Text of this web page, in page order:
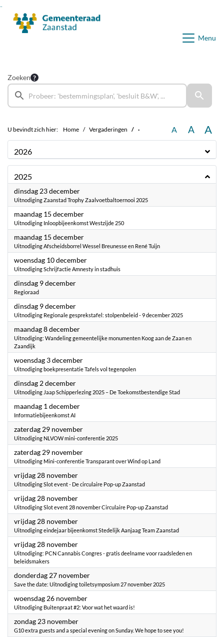
Menu
Zoeken
U bevindt zich hier: Home Vergaderingen · A A A
2026
2025
dinsdag 23 december2025
Uitnodiging Zaanstad Trophy Zaalvoetbaltoernooi 2025
maandag 15 december2025
Uitnodiging Inloopbijeenkomst Westzijde 250
maandag 15 december2025
Uitnodiging Afscheidsborrel Wessel Breunesse en René Tuijn
woensdag 10 december2025
Uitnodiging Schrijfactie Amnesty in stadhuis
dinsdag 9 december2025
Regioraad
dinsdag 9 december2025
Uitnodiging Regionale gesprekstafel: stolpenbeleid - 9 december 2025
maandag 8 december2025
Uitnodiging: Wandeling gemeentelijke monumenten Koog aan de Zaan en
Zaandijk
woensdag 3 december2025
Uitnodiging boekpresentatie Tafels vol tegenpolen
dinsdag 2 december2025
Uitnodiging Jaap Schipperlezing 2025 – De Toekomstbestendige Stad
maandag 1 december2025
Informatiebijeenkomst AI
zaterdag 29 november2025
Uitnodiging NLVOW mini-conferentie 2025
zaterdag 29 november2025
Uitnodiging Mini-conferentie Transparant over Wind op Land
vrijdag 28 november2025
Uitnodiging Slot event - De circulaire Pop-up Zaanstad
vrijdag 28 november2025
Uitnodiging Slot event 28 november Circulaire Pop-up Zaanstad
vrijdag 28 november2025
Uitnodiging eindejaar bijeenkomst Stedelijk Aanjaag Team Zaanstad
vrijdag 28 november2025
Uitnodiging: PCN Cannabis Congres - gratis deelname voor raadsleden en
beleidsmakers
donderdag 27 november2025
Save the date: Uitnodiging toiletsymposium 27 november 2025
woensdag 26 november2025
Uitnodiging Buitenpraat #2: Voor wat het waard is!
zondag 23 november2025
G10 extra guests and a special evening on Sunday. We hope to see you!